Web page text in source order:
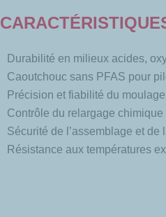
Durabilité en milieux acides,
Caoutchouc sans PFAS pour
Précision et fiabilité du
Contrôle du relargage chimique
Sécurité de l’assemblage et de
Résistance aux températures